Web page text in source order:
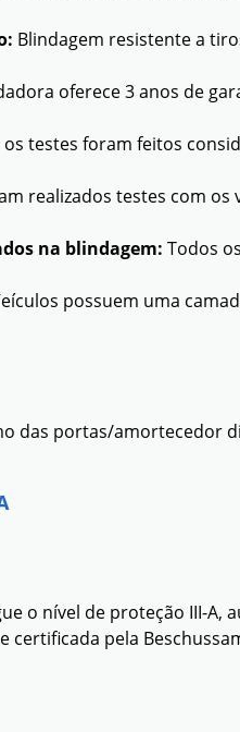
Blindagem resistente a
oferece 3 anos de
os testes foram feitos
realizados testes com
na blindagem: Todos
possuem uma
das portas/amortecedor
o nível de proteção III-
certificada pela